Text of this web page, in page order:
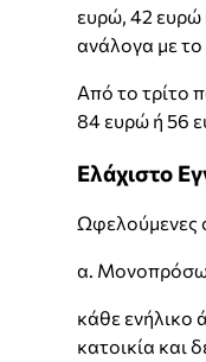
ευρώ, 42 ευρώ
ανάλογα με το
Από το τρίτο
84 ευρώ ή 56
Ελάχιστο
Ωφελούμενες
α.
κάθε ενήλικο
κατοικία και